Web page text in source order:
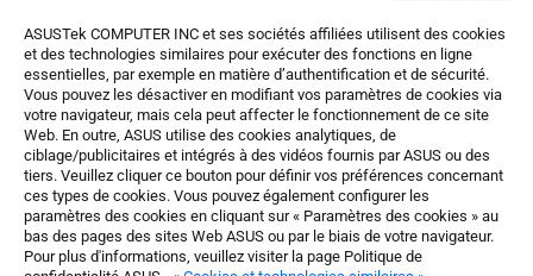
ASUSTek COMPUTER INC et ses sociétés affiliées utilisent des cookies
et des technologies similaires pour exécuter des fonctions en ligne
essentielles, par exemple en matière d’authentification et de sécurité.
Vous pouvez les désactiver en modifiant vos paramètres de cookies via
votre navigateur, mais cela peut affecter le fonctionnement de ce site
Web. En outre, ASUS utilise des cookies analytiques, de
ciblage/publicitaires et intégrés à des vidéos fournis par ASUS ou des
tiers. Veuillez cliquer ce bouton pour définir vos préférences concernant
ces types de cookies. Vous pouvez également configurer les
paramètres des cookies en cliquant sur « Paramètres des cookies » au
bas des pages des sites Web ASUS ou par le biais de votre navigateur.
Pour plus d'informations, veuillez visiter la page Politique de
France / Français
©ASUSTeK Computer Inc. Tous droits réservés.